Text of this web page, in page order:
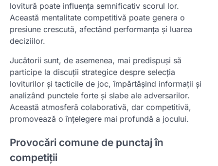
lovitură poate influența semnificativ scorul lor.
Această mentalitate competitivă poate genera o
presiune crescută, afectând performanța și luarea
deciziilor.
Jucătorii sunt, de asemenea, mai predispuși să
participe la discuții strategice despre selecția
loviturilor și tacticile de joc, împărtășind informații și
analizând punctele forte și slabe ale adversarilor.
Această atmosferă colaborativă, dar competitivă,
promovează o înțelegere mai profundă a jocului.
Provocări comune de punctaj în
competiții